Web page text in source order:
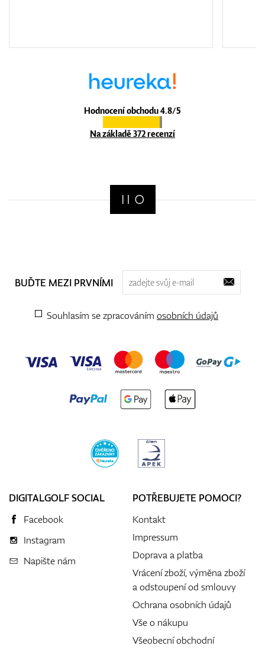
Hodnocení obchodu 4.8/5
Na základě 372 recenzí
BUĎTE MEZI PRVNÍMI
Souhlasím se zpracováním osobních údajů
DIGITALGOLF SOCIAL
Facebook
Instagram
Napište nám
POTŘEBUJETE POMOCI?
Kontakt
Impressum
Doprava a platba
Vrácení zboží, výměna zboží
a odstoupení od smlouvy
Ochrana osobních údajů
Vše o nákupu
Všeobecní obchodní